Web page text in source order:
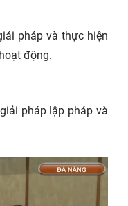
pháp và thực hiện
động.
pháp lập pháp và